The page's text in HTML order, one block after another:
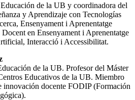
de la UB y coordinadora del
y Aprendizaje con Tecnologías
Ensenyament i Aprenentatge
en Ensenyament i Aprenentatge
Interacció i Accessibilitat.
de la UB. Profesor del Máster
Educativos de la UB. Miembro
innovación docente FODIP (Formación